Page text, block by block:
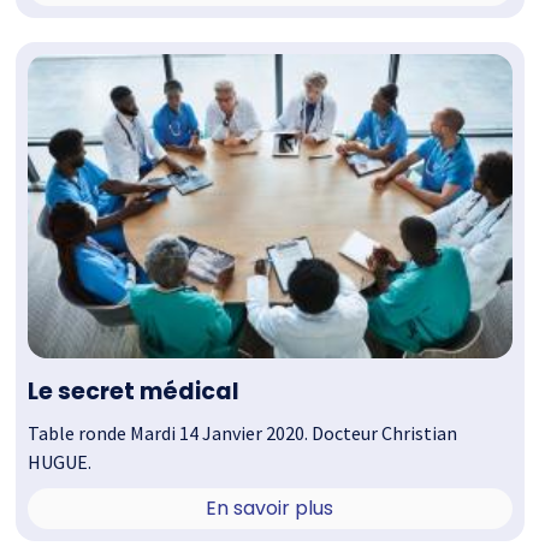
Le secret médical
Table ronde Mardi 14 Janvier 2020. Docteur Christian
HUGUE.
En savoir plus